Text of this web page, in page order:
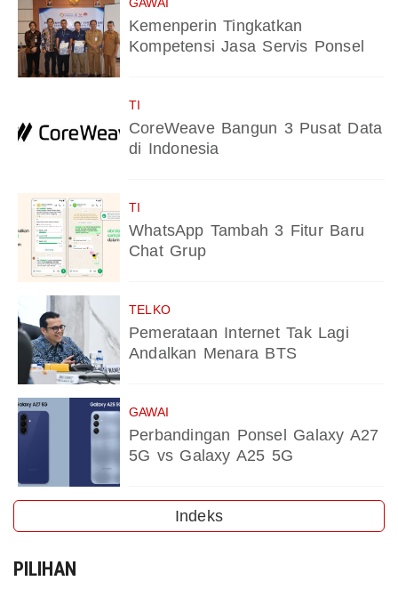
Kemenperin Tingkatkan
Kompetensi Jasa Servis Ponsel
TI
CoreWeave Bangun 3 Pusat Data
di Indonesia
TI
WhatsApp Tambah 3 Fitur Baru
Chat Grup
TELKO
Pemerataan Internet Tak Lagi
Andalkan Menara BTS
GAWAI
Perbandingan Ponsel Galaxy A27
5G vs Galaxy A25 5G
Indeks
PILIHAN